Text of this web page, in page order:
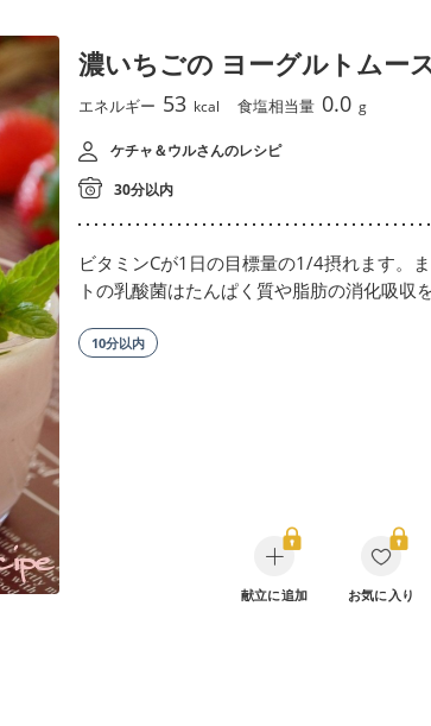
濃いちごの ヨーグルトムー
エネルギー 53 kcal 食塩相当量 0.0 g
ケチャ＆ウルさんのレシピ
30分以内
ビタミンCが1日の目標量の1/4摂れます。
トの乳酸菌はたんぱく質や脂肪の消化吸収
10分以内
献立に追加 お気に入り